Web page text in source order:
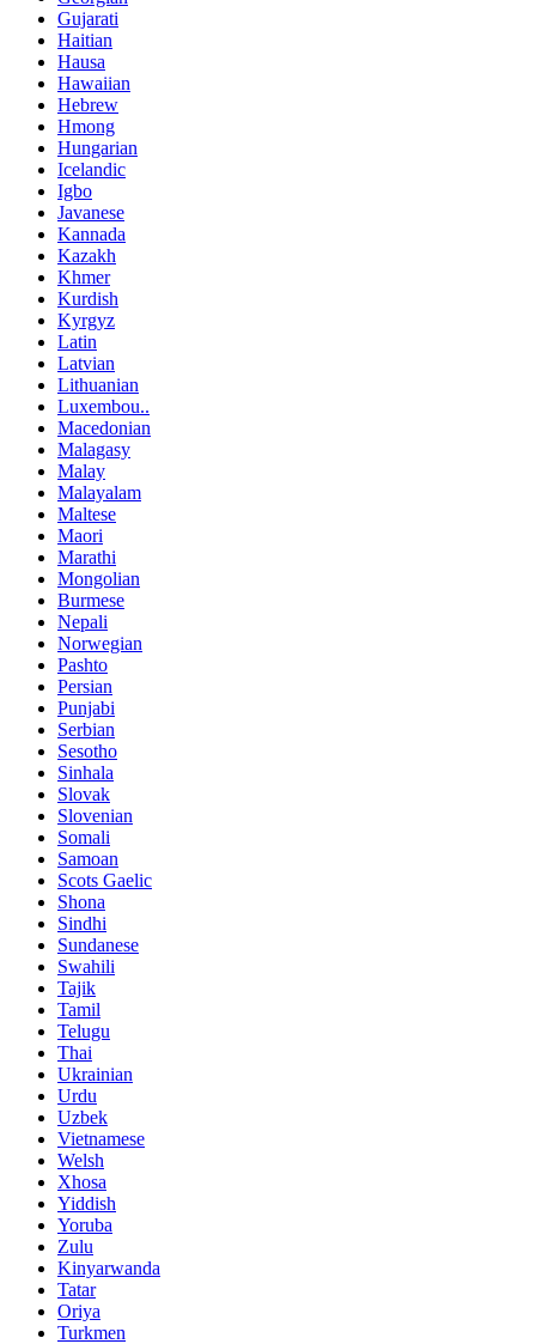
Gujarati
Haitian
Hausa
Hawaiian
Hebrew
Hmong
Hungarian
Icelandic
Igbo
Javanese
Kannada
Kazakh
Khmer
Kurdish
Kyrgyz
Latin
Latvian
Lithuanian
Luxembou..
Macedonian
Malagasy
Malay
Malayalam
Maltese
Maori
Marathi
Mongolian
Burmese
Nepali
Norwegian
Pashto
Persian
Punjabi
Serbian
Sesotho
Sinhala
Slovak
Slovenian
Somali
Samoan
Scots Gaelic
Shona
Sindhi
Sundanese
Swahili
Tajik
Tamil
Telugu
Thai
Ukrainian
Urdu
Uzbek
Vietnamese
Welsh
Xhosa
Yiddish
Yoruba
Zulu
Kinyarwanda
Tatar
Oriya
Turkmen